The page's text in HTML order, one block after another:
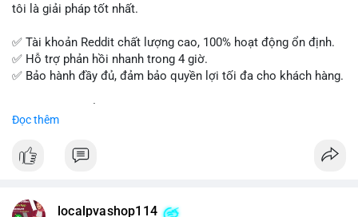
tôi là giải pháp tốt nhất.
✅ Tài khoản Reddit chất lượng cao, 100% hoạt động ổn định.
✅ Hỗ trợ phản hồi nhanh trong 4 giờ.
✅ Bảo hành đầy đủ, đảm bảo quyền lợi tối đa cho khách hàng.
📞 WhatsApp: +1 660 215-8938
📧 Email: localpvashop@gmail.com
của bạn!
Đọc thêm
localpvashop114